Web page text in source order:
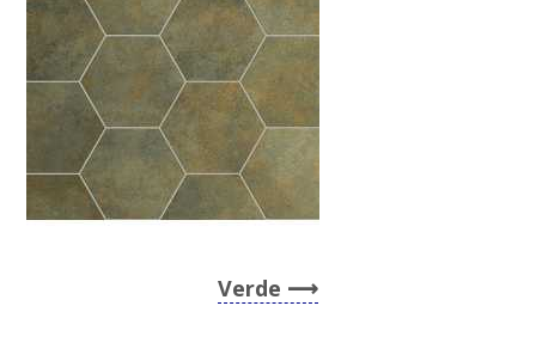
Verde